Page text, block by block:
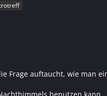
Frage auftaucht, wie man